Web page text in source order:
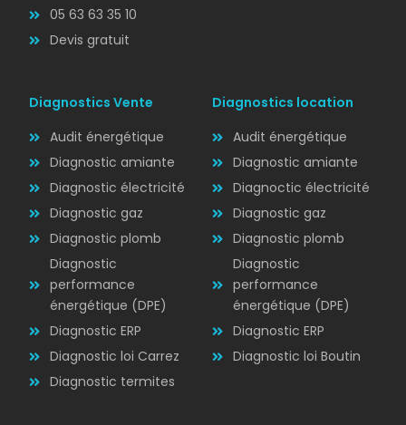
Diagnostic
ÉLECTRICITÉ
05 63 63 35 10
Devis gratuit
Diagnostics Vente
Audit énergétique
Diagnostic amiante
Diagnostic électricité
Diagnostic gaz
Diagnostic plomb
Diagnostic
performance
énergétique (DPE)
Diagnostic ERP
Diagnostic loi Carrez
Diagnostic termites
Diagnostics location
Audit énergétique
Diagnostic amiante
Diagnoctic électricité
Diagnostic gaz
Diagnostic plomb
Diagnostic
performance
énergétique (DPE)
Diagnostic ERP
Diagnostic loi Boutin